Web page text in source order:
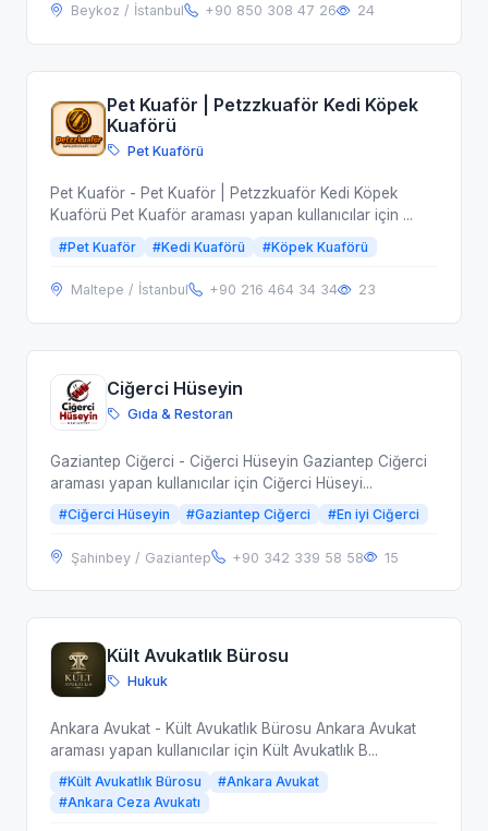
Beykoz / İstanbul +90 850 308 47 26 24
Pet Kuaför | Petzzkuaför Kedi Köpek
Kuaförü
Pet Kuaförü
Pet Kuaför - Pet Kuaför | Petzzkuaför Kedi Köpek
Kuaförü Pet Kuaför araması yapan kullanıcılar için ...
#Pet Kuaför #Kedi Kuaförü #Köpek Kuaförü
Maltepe / İstanbul +90 216 464 34 34 23
Ciğerci Hüseyin
Gıda & Restoran
Gaziantep Ciğerci - Ciğerci Hüseyin Gaziantep Ciğerci
araması yapan kullanıcılar için Ciğerci Hüseyi...
#Ciğerci Hüseyin #Gaziantep Ciğerci #En iyi Ciğerci
Şahinbey / Gaziantep +90 342 339 58 58 15
Kült Avukatlık Bürosu
Hukuk
Ankara Avukat - Kült Avukatlık Bürosu Ankara Avukat
araması yapan kullanıcılar için Kült Avukatlık B...
#Kült Avukatlık Bürosu
#Ankara Avukat
#Ankara Ceza Avukatı